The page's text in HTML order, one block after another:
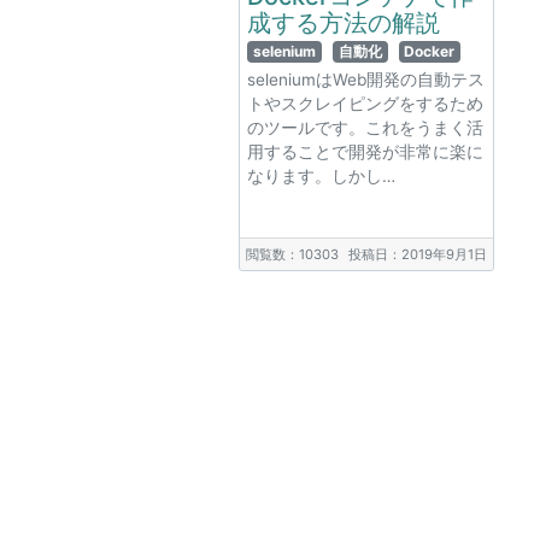
成する方法の解説
selenium 自動化 Docker
seleniumはWeb開発の自動テス
トやスクレイピングをするため
のツールです。これをうまく活
用することで開発が非常に楽に
なります。しかし…
閲覧数：10303 投稿日：2019年9月1日